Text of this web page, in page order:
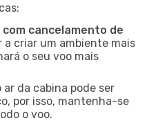
cancelamento de
a criar um ambiente mais
o seu voo mais
ar da cabina pode ser
por isso, mantenha-se
o voo.